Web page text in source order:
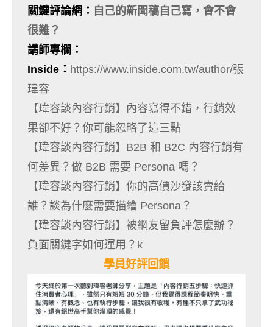
關鍵評論網： 自己的新聞稿自己寫，會不會
很難？
講師專欄：
Inside ： https://www.inside.com.tw/author/張
瑋容
【瑋容談內容行銷】內容寫得不錯，行銷效
果卻不好？你可能忽略了這三點
【瑋容談內容行銷】B2B 和 B2C 內容行銷有
何差異？做 B2B 需要 Persona 嗎？
【瑋容談內容行銷】你的高價沙發該賣給
誰？談為什麼需要描繪 Persona？
【瑋容談內容行銷】被網友留負評怎麼辦？
負面關鍵字如何運用？k
學員好評回饋